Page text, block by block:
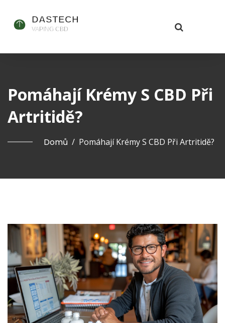
Pomáhají Krémy S CBD Při
Artritidě?
Domů / Pomáhají Krémy S CBD Při Artritidě?